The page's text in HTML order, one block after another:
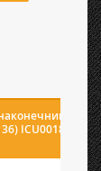
ICU0018